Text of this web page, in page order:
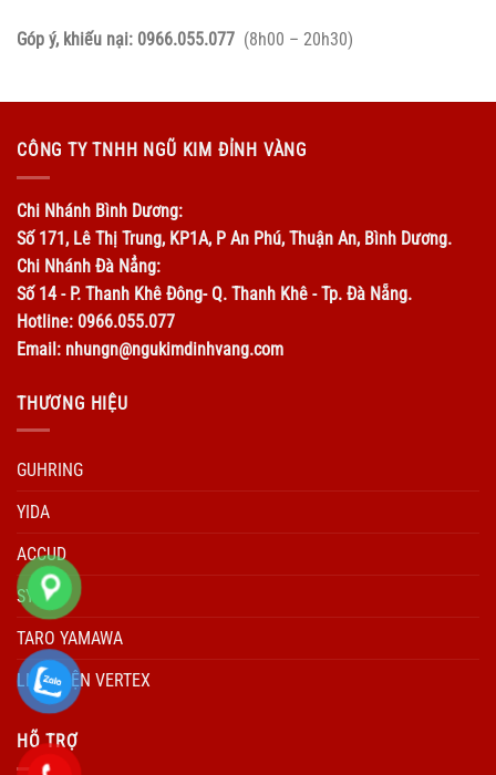
Góp ý, khiếu nại: 0966.055.077 (8h00 – 20h30)
CÔNG TY TNHH NGŨ KIM ĐỈNH VÀNG
Chi Nhánh Bình Dương:
Số 171, Lê Thị Trung, KP1A, P An Phú, Thuận An, Bình Dương.
Chi Nhánh Đà Nẳng:
Số 14 - P. Thanh Khê Đông- Q. Thanh Khê - Tp. Đà Nẵng.
Hotline: 0966.055.077
Email: nhungn@ngukimdinhvang.com
THƯƠNG HIỆU
GUHRING
YIDA
ACCUD
SYIC
TARO YAMAWA
LINH KIỆN VERTEX
HÕ TRỢ